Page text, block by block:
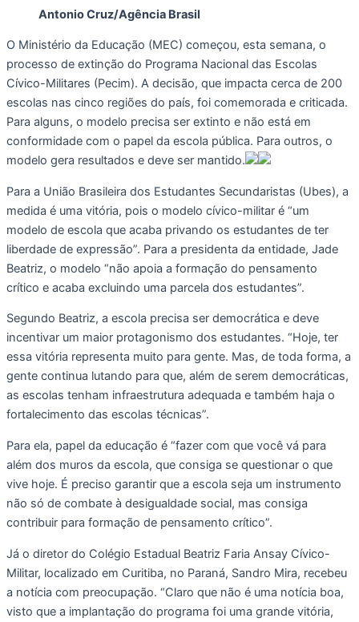
Antonio Cruz/Agência Brasil
O Ministério da Educação (MEC) começou, esta semana, o
processo de extinção do Programa Nacional das Escolas
Cívico-Militares (Pecim). A decisão, que impacta cerca de 200
escolas nas cinco regiões do país, foi comemorada e criticada.
Para alguns, o modelo precisa ser extinto e não está em
conformidade com o papel da escola pública. Para outros, o
modelo gera resultados e deve ser mantido.
Para a União Brasileira dos Estudantes Secundaristas (Ubes), a
medida é uma vitória, pois o modelo cívico-militar é “um
modelo de escola que acaba privando os estudantes de ter
liberdade de expressão”. Para a presidenta da entidade, Jade
Beatriz, o modelo “não apoia a formação do pensamento
crítico e acaba excluindo uma parcela dos estudantes”.
Segundo Beatriz, a escola precisa ser democrática e deve
incentivar um maior protagonismo dos estudantes. “Hoje, ter
essa vitória representa muito para gente. Mas, de toda forma, a
gente continua lutando para que, além de serem democráticas,
as escolas tenham infraestrutura adequada e também haja o
fortalecimento das escolas técnicas”.
Para ela, papel da educação é “fazer com que você vá para
além dos muros da escola, que consiga se questionar o que
vive hoje. É preciso garantir que a escola seja um instrumento
não só de combate à desigualdade social, mas consiga
contribuir para formação de pensamento crítico”.
Já o diretor do Colégio Estadual Beatriz Faria Ansay Cívico-
Militar, localizado em Curitiba, no Paraná, Sandro Mira, recebeu
a notícia com preocupação. “Claro que não é uma notícia boa,
visto que a implantação do programa foi uma grande vitória,